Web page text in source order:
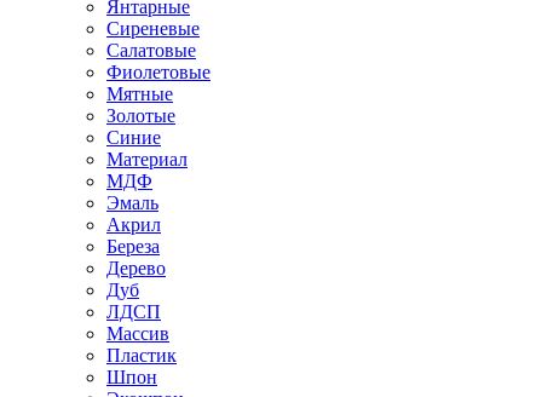
Янтарные
Сиреневые
Салатовые
Фиолетовые
Мятные
Золотые
Синие
Материал
МДФ
Эмаль
Акрил
Береза
Дерево
Дуб
ЛДСП
Массив
Пластик
Шпон